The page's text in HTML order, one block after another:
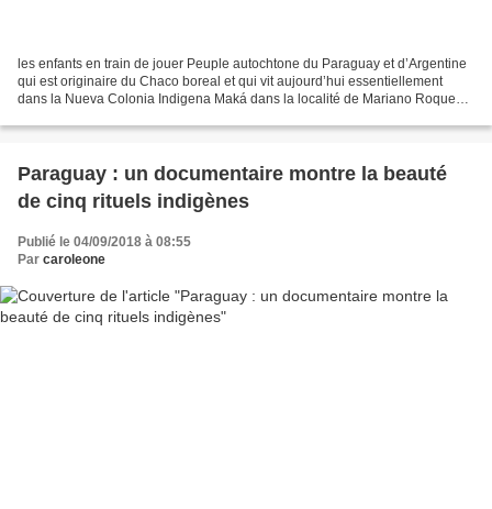
les enfants en train de jouer Peuple autochtone du Paraguay et d’Argentine
qui est originaire du Chaco boreal et qui vit aujourd’hui essentiellement
dans la Nueva Colonia Indigena Maká dans la localité de Mariano Roque
Paraguay : un documentaire montre la beauté
de cinq rituels indigènes
Publié le 04/09/2018 à 08:55
Par caroleone